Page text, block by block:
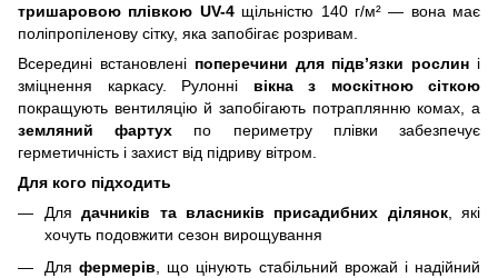
тришаровою плівкою UV-4щільністю 140 г/м² — вона має
поліпропіленову сітку, яка запобігає розривам.
Всередині встановлені поперечини для підв’язки рослин і
зміцнення каркасу. Рулонні вікна з москітною сіткою
покращують вентиляцію й запобігають потраплянню комах, а
земляний фартух по периметру плівки забезпечує
герметичність і захист від підриву вітром.
Для кого підходить
Длядачників та власників присадибних ділянок, які
хочуть подовжити сезон вирощування
Дляфермерів , що цінують стабільний врожай і надійний